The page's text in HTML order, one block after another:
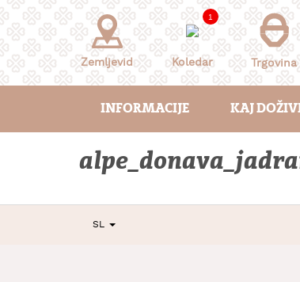
Zemljevid
1
Koledar Trgovina
INFORMACIJE KAJ
SL